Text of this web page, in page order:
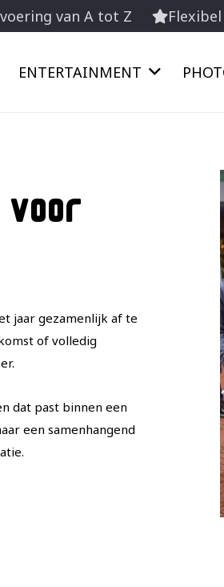
van A tot Z
ENTERTAINMENT
jaar gezamenlijk af te
of volledig
dat past binnen een
een samenhangend